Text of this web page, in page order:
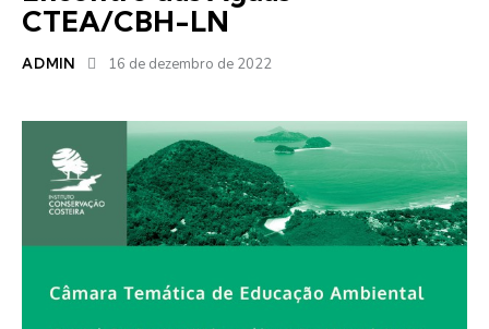
CTEA/CBH-LN
ADMIN 16 de dezembro de 2022